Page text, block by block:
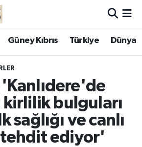
Güney Kıbrıs Türkiye Dünya
'Kanlıdere'de
bulguları
sağlığı ve canlı
tehdit ediyor'
Durumu ve Fikstür